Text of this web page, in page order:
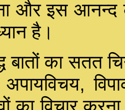
और इस आनन्द
है।
बातों का सतत
अपायविचय,